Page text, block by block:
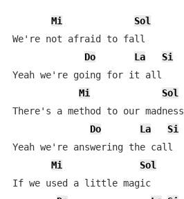
Mi
Sol
We're not afraid to fall
Do
La
Si
Yeah we're going for it all
Mi
Sol
There's a method to our madness
Do
La
Si
Yeah we're answering the call
Mi
Sol
If we used a little magic